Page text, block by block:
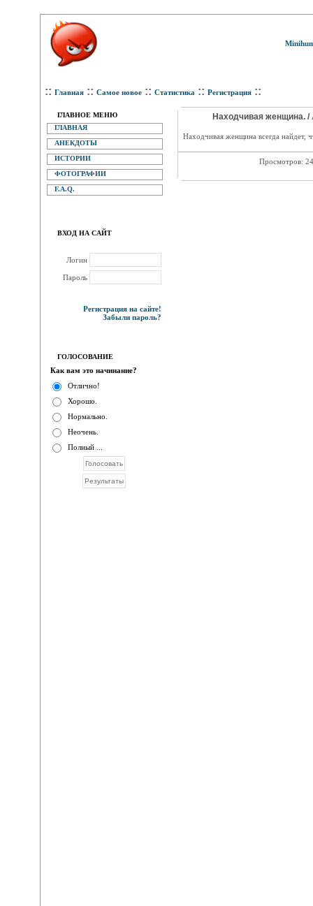
:: Главная :: Самое новое :: Статистика :: Регистрация ::
ГЛАВНОЕ МЕНЮ
ГЛАВНАЯ
АНЕКДОТЫ
ИСТОРИИ
ФОТОГРАФИИ
F.A.Q.
ВХОД НА САЙТ
Логин
Пароль
Регистрация на сайте!
Забыли пароль?
ГОЛОСОВАНИЕ
Как вам это начинание?
Отлично!
Хорошо.
Нормально.
Неочень.
Полный ...
Находчивая женщина. /
Находчивая женщина всегда найдет,
Просмотров: